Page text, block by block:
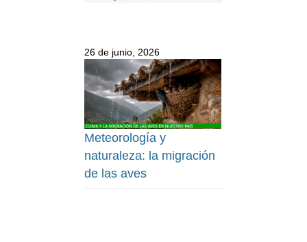
26 de junio, 2026
Meteorología y
naturaleza: la migración
de las aves